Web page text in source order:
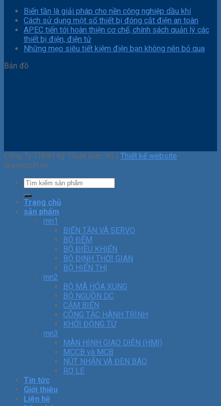
Biến tần là giải pháp cho nền công nghiệp dầu khí
Cách sử dụng một số thiết bị đóng cắt điện an toàn
APEC tiến tới hoàn thiện cơ chế, chính sách quản lý các
thiết bị điện, điện tử
Những mẹo siêu tiết kiệm điện bạn không nên bỏ qua
Bản đồ
Công Ty TNHH Kỹ Thuật Đức Vũ | Thiết kế website
Greensoft.vn -
Trang chủ
sản phẩm
mn1
BIẾN TẦN VÀ SERVO
BỘ ĐẾM
BỘ ĐIỀU KHIỂN
BỘ ĐỊNH THỜI GIAN
BỘ HIỂN THỊ
mn2
BỘ MÃ HÓA XUNG
BỘ NGUỒN DC
CẢM BIẾN
CÔNG TẮC HÀNH TRÌNH
KHỞI ĐỘNG TỪ
mn3
MÀN HÌNH GIAO DIỆN (HMI)
MCCB và MCB
NÚT NHẤN VÀ ĐÈN BÁO
RƠ LE
Tin tức
Giới thiệu
Liên hệ